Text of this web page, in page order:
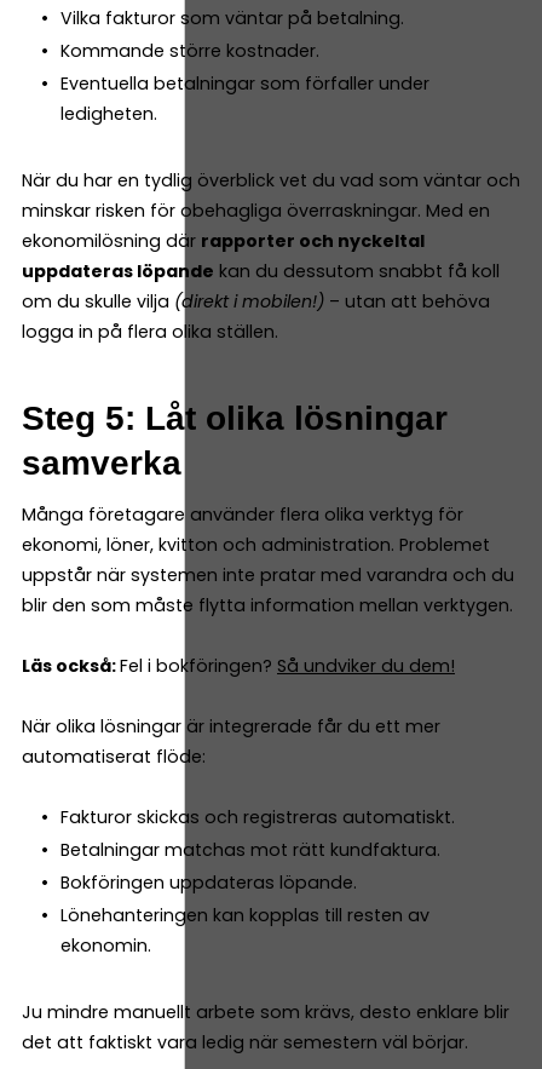
Vilka fakturor som väntar på betalning.
Kommande större kostnader.
Eventuella betalningar som förfaller under
ledigheten.
När du har en tydlig överblick vet du vad som väntar och
minskar risken för obehagliga överraskningar. Med en
ekonomilösning där rapporter och nyckeltal
uppdateras löpande kan du dessutom snabbt få koll
om du skulle vilja (direkt i mobilen!) – utan att behöva
logga in på flera olika ställen.
Steg 5: Låt olika lösningar
samverka
Många företagare använder flera olika verktyg för
ekonomi, löner, kvitton och administration. Problemet
uppstår när systemen inte pratar med varandra och du
blir den som måste flytta information mellan verktygen.
Läs också:Fel i bokföringen? Så undviker du dem!
När olika lösningar är integrerade får du ett mer
automatiserat flöde:
Fakturor skickas och registreras automatiskt.
Betalningar matchas mot rätt kundfaktura.
Bokföringen uppdateras löpande.
Lönehanteringen kan kopplas till resten av
ekonomin.
Ju mindre manuellt arbete som krävs, desto enklare blir
det att faktiskt vara ledig när semestern väl börjar.